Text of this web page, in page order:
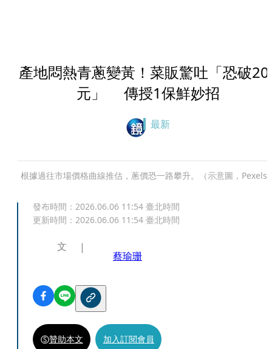
產地悶熱青蔥變黃！菜販驚吐「恐破
元」 傳授1保鮮妙招
最新
根據過往市場價格曲線推估，蔥價恐一路攀升。（示意圖，Pexels
發布時間： 2026.06.06 11:54 臺北時間
更新時間： 2026.06.06 11:54 臺北時間
文
蔡瑜珊
贊助本文 加入訂閱會員